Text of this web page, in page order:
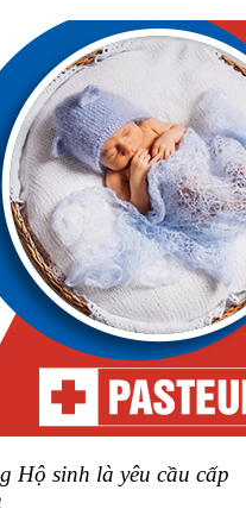
Hộ sinh là yêu cầu cấp